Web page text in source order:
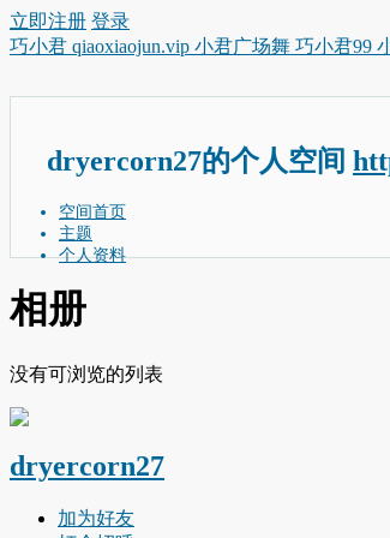
立即注册 登录
巧小君 qiaoxiaojun.vip 小君广场舞 巧小君99
dryercorn27的个人空间
空间首页
主题
个人资料
相册
没有可浏览的列表
dryercorn27
加为好友